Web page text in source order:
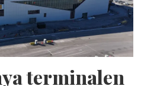
terminalen